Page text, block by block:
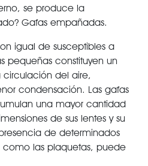
se produce la
Gafas empañadas.
igual de susceptibles a
pequeñas constituyen un
del aire,
condensación. Las gafas
una mayor cantidad
de sus lentes y su
de determinados
como las plaquetas, puede